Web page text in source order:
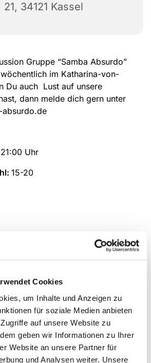
Cookies
um Inhalte und Anzeigen zu
für soziale Medien anbieten
auf unsere Website zu
geben wir Informationen zu Ihrer
Website an unsere Partner für
und Analysen weiter. Unsere
34121 Kassel
Gruppe “Samba Absurdo”
im Katharina-von-
Du auch Lust auf unsere
dann melde dich gern unter
absurdo.de
Uhr
15-20